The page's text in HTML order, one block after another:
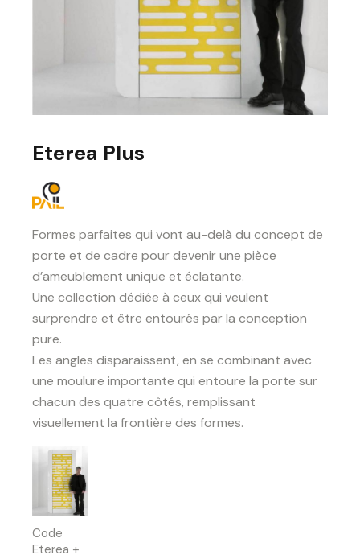
Eterea Plus
Formes parfaites qui vont au-delà du concept de
porte et de cadre pour devenir une pièce
d’ameublement unique et éclatante.
Une collection dédiée à ceux qui veulent
surprendre et être entourés par la conception
pure.
Les angles disparaissent, en se combinant avec
une moulure importante qui entoure la porte sur
chacun des quatre côtés, remplissant
visuellement la frontière des formes.
Code
Eterea +